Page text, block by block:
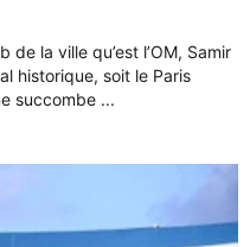
la ville qu’est l’OM, Samir
historique, soit le Paris
succombe ...